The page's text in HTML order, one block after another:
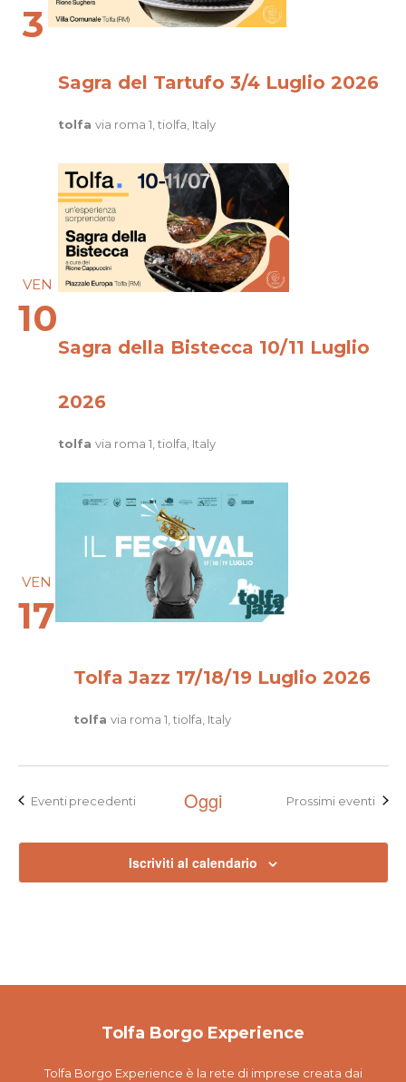
3
Sagra del Tartufo 3/4 Luglio 2026
tolfa via roma 1, tiolfa, Italy
VEN
10
Sagra della Bistecca 10/11 Luglio
2026
tolfa via roma 1, tiolfa, Italy
VEN
17
Tolfa Jazz 17/18/19 Luglio 2026
tolfa via roma 1, tiolfa, Italy
Eventiprecedenti Oggi Prossimi eventi
Iscriviti al calendario
Tolfa Borgo Experience
Tolfa Borgo Experience è la rete di imprese creata dai